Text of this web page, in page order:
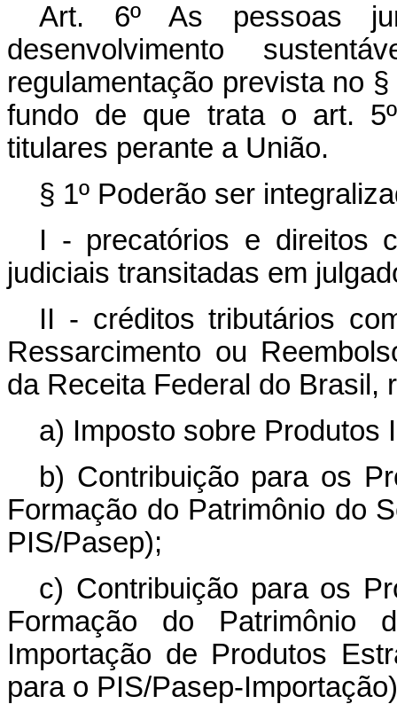
Art. 6º As pessoas
desenvolvimento
regulamentação prevista no
fundo de que trata o art.
titulares perante a União.
§ 1º Poderão ser
I - precatórios e direitos
judiciais transitadas em
II - créditos tributários
Ressarcimento ou
da Receita Federal do Brasil,
a) Imposto sobre Produtos
b) Contribuição para os
Formação do Patrimônio do
PIS/Pasep);
c) Contribuição para os
Formação do Patrimônio
Importação de Produtos
para o PIS/Pasep-